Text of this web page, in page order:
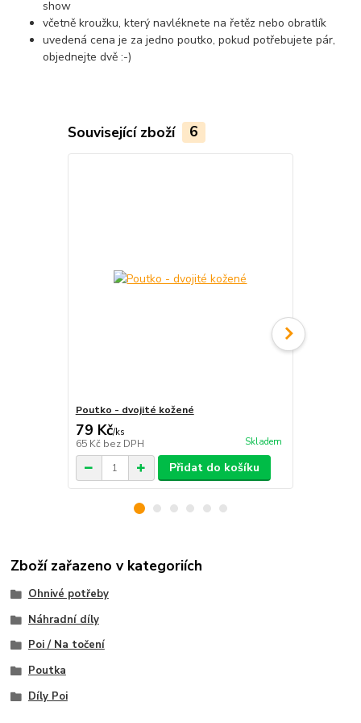
show
včetně kroužku, který navléknete na řetěz nebo obratlík
uvedená cena je za jedno poutko, pokud potřebujete pár,
objednejte dvě :-)
Související zboží 6
Poutko - dvojité kožené
79 Kč/ks
65 Kč bez DPH Skladem
Přidat do košíku
Zboží zařazeno v kategoriích
Ohnivé potřeby
Náhradní díly
Poi / Na točení
Poutka
Díly Poi